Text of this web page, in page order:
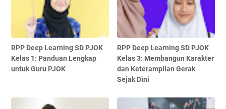
RPP Deep Learning SD PJOK
Kelas 1: Panduan Lengkap
untuk Guru PJOK
RPP Deep Learning SD PJOK
Kelas 3: Membangun Karakter
dan Keterampilan Gerak
Sejak Dini